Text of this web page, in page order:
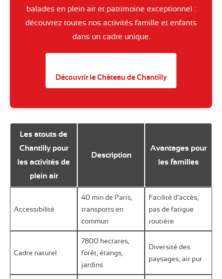
balades en plein air et patrimoine exceptionnel :
découvrez toutes nos activités famille et enfants
dans un cadre unique.
Découvrir le Château de Chantilly
Les atouts de
Chantilly pour
les activités de
plein air
Description
Avantages pour
les familles
Accessibilité
40 min de Paris,
transports en
commun
Facilité d’accès,
pas de fatigue
routière
Cadre naturel
7800 hectares,
forêt, étangs,
jardins
Diversité des
paysages, air pur